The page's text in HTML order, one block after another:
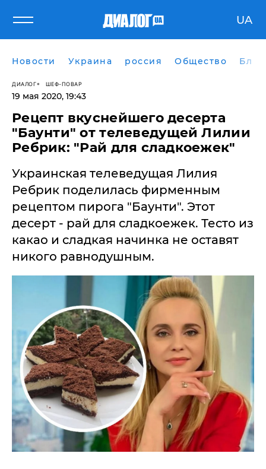
UA
Новости Украина россия Общество
ДИАЛОГ ШЕФ-ПОВАР
19 мая 2020, 19:43
Рецепт вкуснейшего десерта
"Баунти" от телеведущей Лилии
Ребрик: "Рай для сладкоежек"
Украинская телеведущая Лилия
Ребрик поделилась фирменным
рецептом пирога "Баунти". Этот
десерт - рай для сладкоежек. Тесто из
какао и сладкая начинка не оставят
никого равнодушным.